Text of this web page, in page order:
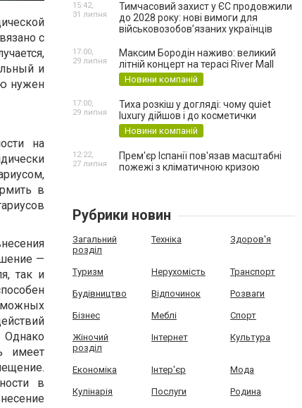
с
и
нужен
на
в
—
так и
имеет
в
Тимчасовий захист у ЄС продовжили
до 2028 року: нові вимоги для
військовозобов’язаних українців
15:42,
31 липня
Максим Бородін наживо: великий
літній концерт на терасі River Mall
Новини компаній
17:00,
29 липня
Тиха розкіш у догляді: чому quiet
luxury дійшов і до косметички
Новини компаній
17:00,
29 липня
Прем'єр Іспанії пов'язав масштабні
пожежі з кліматичною кризою
12:22,
27 липня
Рубрики новин
Загальний
розділ
Техніка Здоров'я
Туризм Нерухомість Транспорт
Будівництво Відпочинок Розваги
Бізнес Меблі Спорт
Жіночий
розділ
Інтернет Культура
Економіка Інтер'єр Мода
Кулінарія Послуги Родина